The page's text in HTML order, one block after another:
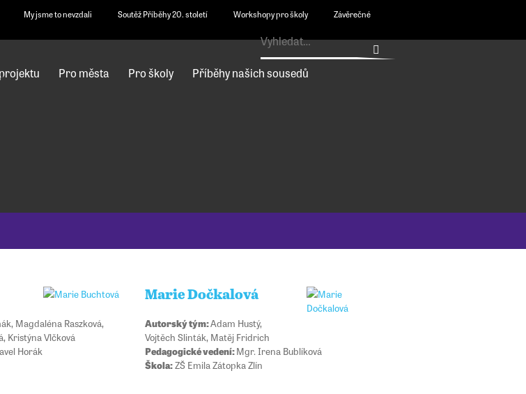
My jsme to nevzdali Soutěž Příběhy 20. století Workshopy pro školy
Závěrečné
Pro města Pro školy Příběhy našich sousedů
Magdaléna Raszková,
Kristýna Vlčková
Horák
Marie Dočkalová
Autorský tým:Adam Hustý,
Vojtěch Slinták, Matěj Fridrich
Pedagogické vedení:Mgr. Irena Bublíková
Škola:ZŠ Emila Zátopka Zlín